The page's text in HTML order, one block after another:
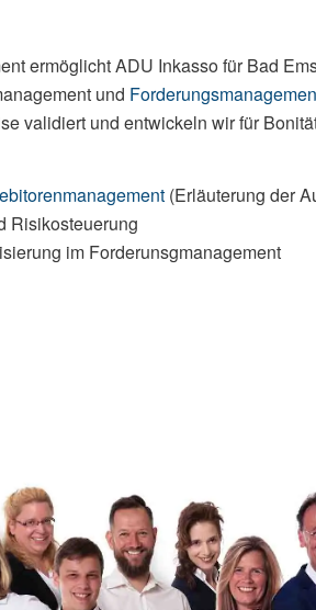
ermöglicht ADU Inkasso für Bad
und
validiert und entwickeln wir für
(Erläuterung der
Risikosteuerung
im Forderunsgmanagement